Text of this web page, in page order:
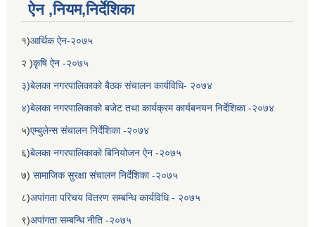
ऐन ,नियम,निर्देशिका
१)आर्थिक ऐन-२०७५
२ )कृषि ऐन -२०७५
३)बेलका नगरपालिकाको बैठक संचालन कार्यविधि- २०७४
४)बेलका नगरपालिकाको बजेट तथा कार्यक्रम कार्यबनयन निर्देशिका -२०७४
५)एम्बुलेन्स संचालन निर्देशिका -२०७४
६)बेलका नगरपालिकाको बिनियोजन ऐन -२०७५
७) सामाजिक सुरक्षा संचालन निर्देशिका -२०७५
८)अपांगता परिचय वितरण सम्बन्धि कार्यविधि - २०७५
९)अपांगता सम्बन्धि नीति -२०७५